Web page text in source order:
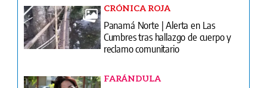
CRÓNICA ROJA
Panamá Norte | Alerta en Las
Cumbres tras hallazgo de cuerpo y
reclamo comunitario
FARÁNDULA